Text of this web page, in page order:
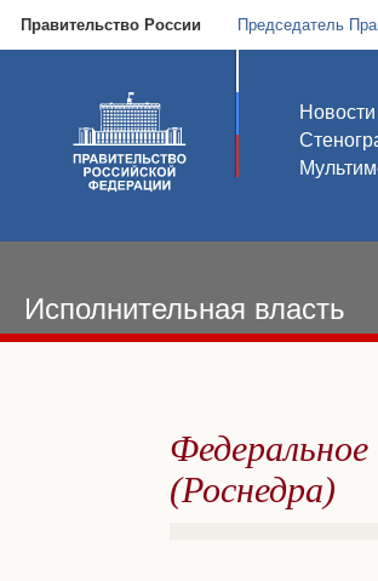
Правительство России Председатель
Новости
Исполнительная власть
(Роснедра)